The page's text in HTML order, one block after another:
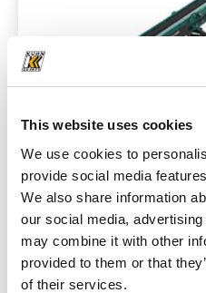
This website uses cookies
We use cookies to
provide social media
We also share information
our social media,
may combine it with other
provided to them or that
of their services.
Marca e modello
PowerScreen CT100
600 Tonnellate all'ora
Nastri di stoccaggio